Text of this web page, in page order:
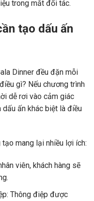
trong mắt đối tác.
tạo dấu ấn
Dinner đều đặn mỗi
gì? Nếu chương trình
dễ rơi vào cảm giác
dấu ấn khác biệt là điều
mang lại nhiều lợi ích:
viên, khách hàng sẽ
Thông điệp được